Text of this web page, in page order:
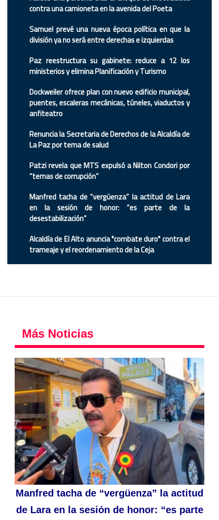
contra una camioneta en la avenida del Poeta
Samuel prevé una nueva época política en que la
división ya no será entre derechas e izquierdas
Paz reestructura su gabinete: reduce a 12 los
ministerios y elimina Planificación y Turismo
Dockweiler ofrece plan con nuevo edificio municipal,
puentes, escaleras mecánicas, túneles, viaductos y
anfiteatro
Renuncia la Secretaria de Derechos de la Alcaldía de
La Paz por tema de salud
Patzi revela que MTS expulsó a Nilton Condori por
“temas de corrupción”
Manfred tacha de “vergüenza” la actitud de Lara
en la sesión de honor: “es parte de la
desestabilización”
Alcaldía de El Alto anuncia "combate duro" contra el
trameaje y el reordenamiento de la Ceja
Más Noticias
Manfred tacha de “vergüenza” la actitud
de Lara en la sesión de honor: “es parte